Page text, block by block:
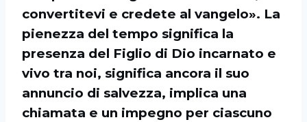
convertitevi e credete al vangelo». La
pienezza del tempo significa la
presenza del Figlio di Dio incarnato e
vivo tra noi, significa ancora il suo
annuncio di salvezza, implica una
chiamata e un impegno per ciascuno